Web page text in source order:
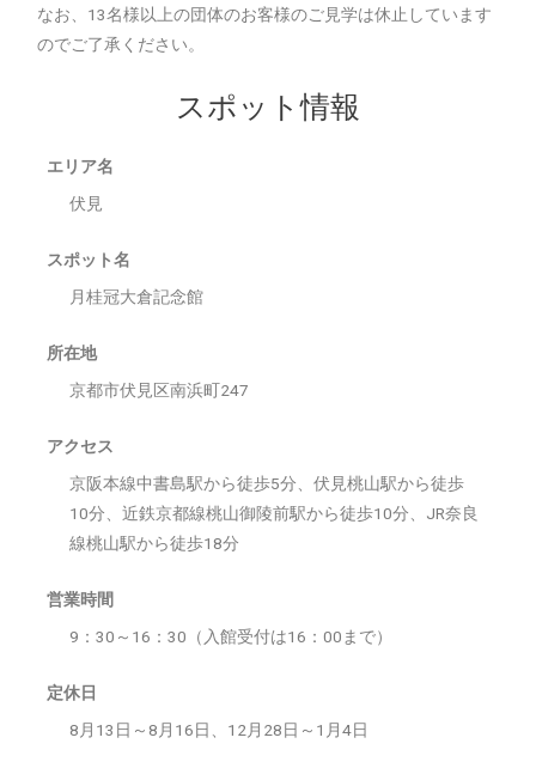
なお、13名様以上の団体のお客様のご見学は休止しています
のでご了承ください。
スポット情報
エリア名
伏見
スポット名
月桂冠大倉記念館
所在地
京都市伏見区南浜町247
アクセス
京阪本線中書島駅から徒歩5分、伏見桃山駅から徒歩
10分、近鉄京都線桃山御陵前駅から徒歩10分、JR奈良
線桃山駅から徒歩18分
営業時間
9：30～16：30（入館受付は16：00まで）
定休日
8月13日～8月16日、12月28日～1月4日